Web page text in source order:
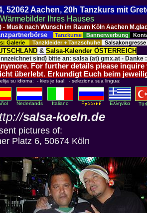
52062 Aachen, 20h Tanzkurs mit
Ihres Hauses
Musik nach Wunsch im Raum Köln Aachen
Tanzkurse Bannerwerbung
Galerie Tanzkleider + Tanzschuhe
& Salsa-Kalender ÖSTERREICH
sind) bitte an: salsa (at) gmx.at - Danke
For further details please
überlebt. Erkundigt Euch beim
su idioma: - kies je taal: - seleziona sua lingua:
Nederlands Italiano Eλληvikα
salsa-koeln.de
pictures of:
Platz 6, 50674 Köln